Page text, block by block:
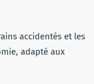
accidentés et les
adapté aux